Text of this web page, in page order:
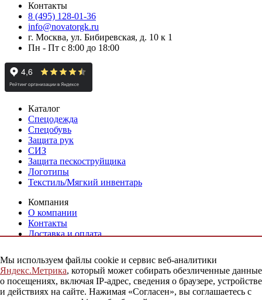
Контакты
8 (495) 128-01-36
info@novatorgk.ru
г. Москва, ул. Бибиревская, д. 10 к 1
Пн - Пт с 8:00 до 18:00
Каталог
Спецодежда
Спецобувь
Защита рук
СИЗ
Защита пескоструйщика
Логотипы
Текстиль/Мягкий инвентарь
Компания
О компании
Контакты
Доставка и оплата
Услуги
Нанесение логотипа на спецодежду
Индивидуальный пошив
Аутсорсинг снабжения СИЗ
Мы используем файлы cookie и сервис веб-аналитики
Яндекс.Метрика, который может собирать обезличенные данные
о посещениях, включая IP-адрес, сведения о браузере, устройстве
и действиях на сайте. Нажимая «Согласен», вы соглашаетесь с